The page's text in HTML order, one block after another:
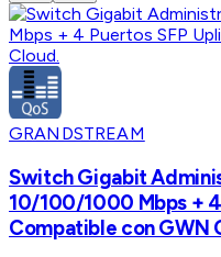
GRANDSTREAM
Switch Gigabit
10/100/1000 Mbps +
Compatible con GWN